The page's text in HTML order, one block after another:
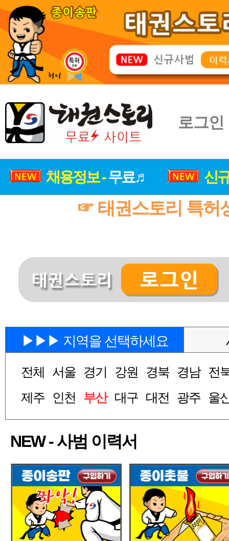
로그인
채용정보 -무료♬ 신
☞ 태권스토리 특허
▶▶▶ 지역을 선택하세요
전체 서울 경기 강원 경북 경남 전
제주
인천 부산 대구 대전 광주 울
NEW - 사범 이력서